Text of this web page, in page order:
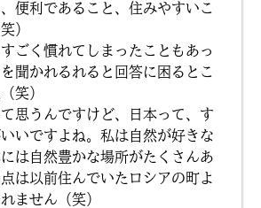
便利であること、住みやすいこ
）
ごく慣れてしまったこともあっ
聞かれるれると回答に困るとこ
笑）
思うんですけど、日本って、す
いですよね。私は自然が好きな
は自然豊かな場所がたくさんあ
は以前住んでいたロシアの町よ
ません（笑）